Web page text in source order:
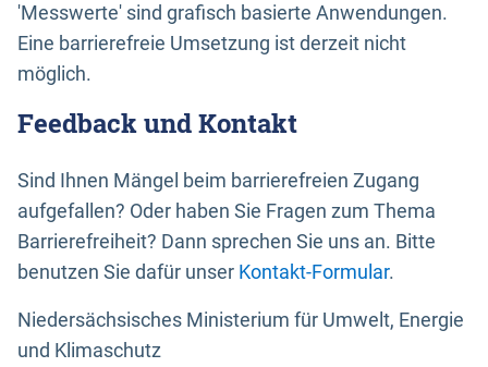
'Messwerte' sind grafisch basierte Anwendungen.
Eine barrierefreie Umsetzung ist derzeit nicht
möglich.
Feedback und Kontakt
Sind Ihnen Mängel beim barrierefreien Zugang
aufgefallen? Oder haben Sie Fragen zum Thema
Barrierefreiheit? Dann sprechen Sie uns an. Bitte
benutzen Sie dafür unser Kontakt-Formular.
Niedersächsisches Ministerium für Umwelt, Energie
und Klimaschutz